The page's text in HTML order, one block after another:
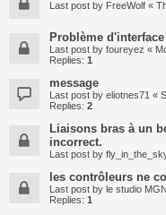
Last post by FreeWolf «
Problème
Last post by foureyez «
Replies: 1
message
Last post by eliotnes71 «
Replies: 2
Liaisons bras à un
incorrect.
Last post by
les contrôleurs ne
Last post by le studio MGN
Replies: 1